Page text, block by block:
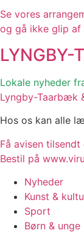
Se vores
og gå ikke glip af
LYNGBY-
Lokale nyheder
Lyngby-Taarbæk
Hos os kan alle
Få avisen
Bestil på
Nyheder
Kunst &
Sport
Børn & unge